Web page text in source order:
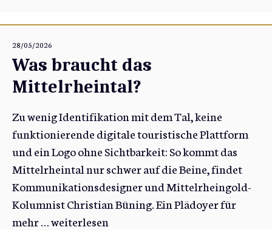
28/05/2026
Was braucht das
Mittelrheintal?
Zu wenig Identifikation mit dem Tal, keine
funktionierende digitale touristische Plattform
und ein Logo ohne Sichtbarkeit: So kommt das
Mittelrheintal nur schwer auf die Beine, findet
Kommunikationsdesigner und Mittelrheingold-
Kolumnist Christian Büning. Ein Plädoyer für
mehr …weiterlesen